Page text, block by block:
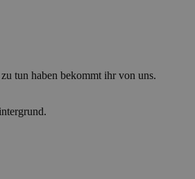
tun haben bekommt ihr von uns.